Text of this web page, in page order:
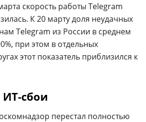
скорость работы Telegram
К 20 марту доля неудачных
Telegram из России в среднем
при этом в отдельных
этот показатель приблизился к
сбои
перестал полностью